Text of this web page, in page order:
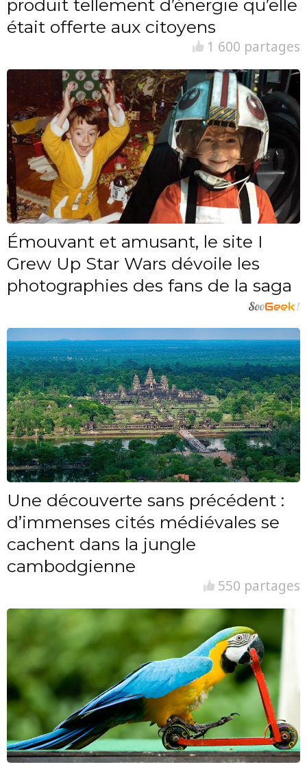
produit tellement d’énergie qu’elle
était offerte aux citoyens
1 600 partages
Émouvant et amusant, le site I
Grew Up Star Wars dévoile les
photographies des fans de la saga
Une découverte sans précédent :
d’immenses cités médiévales se
cachent dans la jungle
cambodgienne
550 partages